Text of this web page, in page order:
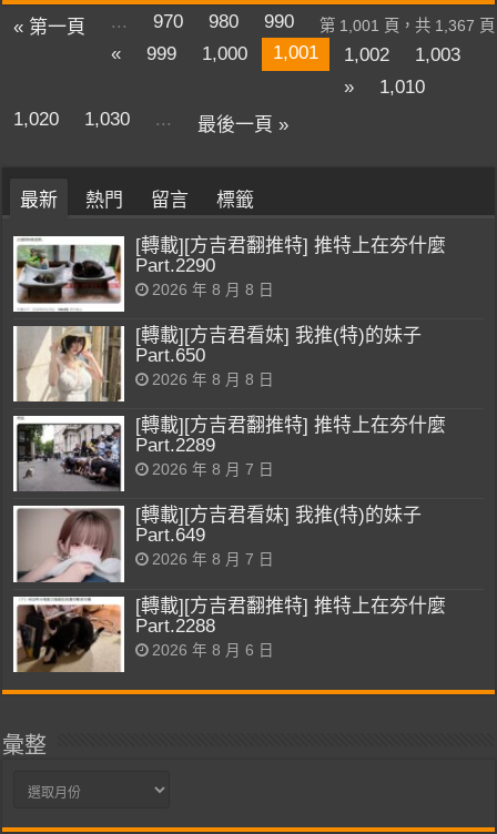
第 1,001 頁，共 1,367 頁
« 第一頁 ... 970 980
990
«
999 1,000 1,001 1,002
1,003
»
1,010
1,020
1,030 ... 最後一頁 »
最新 熱門 留言 標籤
[轉載][方吉君翻推特] 推特上在夯什麼
Part.2290
2026 年 8 月 8 日
[轉載][方吉君看妹] 我推(特)的妹子
Part.650
2026 年 8 月 8 日
[轉載][方吉君翻推特] 推特上在夯什麼
Part.2289
2026 年 8 月 7 日
[轉載][方吉君看妹] 我推(特)的妹子
Part.649
2026 年 8 月 7 日
[轉載][方吉君翻推特] 推特上在夯什麼
Part.2288
2026 年 8 月 6 日
彙整
彙